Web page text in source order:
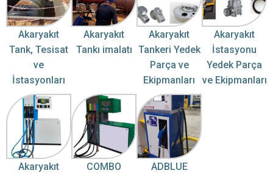
Akaryakıt
Tank, Tesisat
ve
İstasyonları
Akaryakıt
Tankı imalatı
Akaryakıt
Tankeri Yedek
Parça ve
Ekipmanları
Akaryakıt
İstasyonu
Yedek Parça
ve Ekipmanları
Akaryakıt
COMBO
ADBLUE